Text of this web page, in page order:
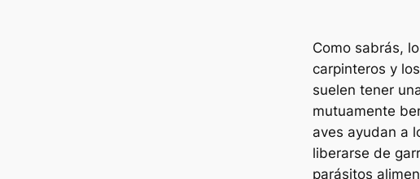
Como sabrás,
carpinteros y
suelen tener
mutuamente
aves ayudan a
liberarse de
parásitos